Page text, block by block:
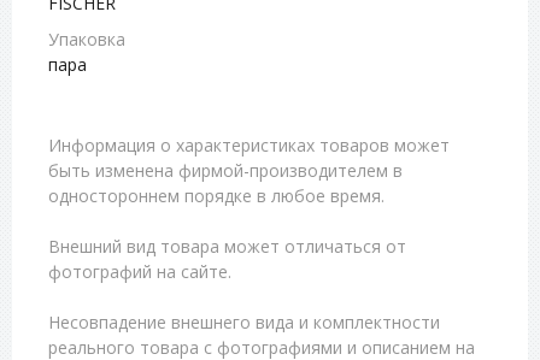
Упаковка
пара
Информация о характеристиках товаров может
быть изменена фирмой-производителем в
одностороннем порядке в любое время.
Внешний вид товара может отличаться от
фотографий на сайте.
Несовпадение внешнего вида и комплектности
реального товара с фотографиями и описанием на